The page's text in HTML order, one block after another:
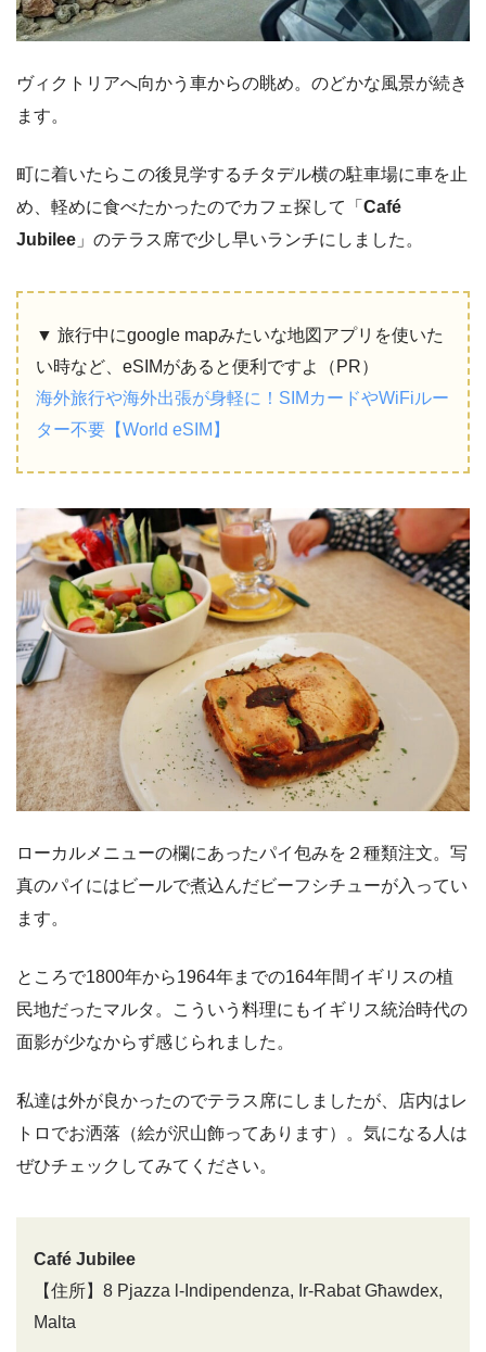
ヴィクトリアへ向かう車からの眺め。のどかな風景が続き
ます。
町に着いたらこの後見学するチタデル横の駐車場に車を止
め、軽めに食べたかったのでカフェ探して「 Café
Jubilee 」のテラス席で少し早いランチにしました。
▼ 旅行中にgoogle mapみたいな地図アプリを使いた
い時など、eSIMがあると便利ですよ（PR）
海外旅行や海外出張が身軽に！SIMカードやWiFiルー
ター不要【World eSIM】
ローカルメニューの欄にあったパイ包みを２種類注文。写
真のパイにはビールで煮込んだビーフシチューが入ってい
ます。
ところで1800年から1964年までの164年間イギリスの植
民地だったマルタ。こういう料理にもイギリス統治時代の
面影が少なからず感じられました。
私達は外が良かったのでテラス席にしましたが、店内はレ
トロでお洒落（絵が沢山飾ってあります）。気になる人は
ぜひチェックしてみてください。
Café Jubilee
【住所】8 Pjazza l-Indipendenza, Ir-Rabat Għawdex,
Malta